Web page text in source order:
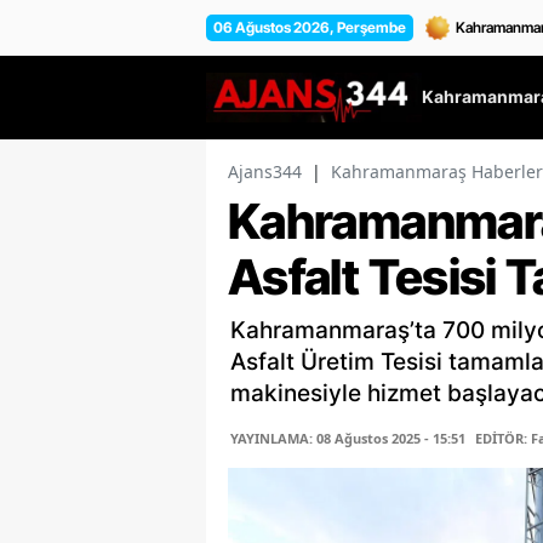
06 Ağustos 2026, Perşembe
Ajans344 | Kahramanmaraş
Asfalt Tesisi
Kahramanmaraş’ta 700
Asfalt Üretim Tesisi
makinesiyle hizmet
YAYINLAMA: 08 Ağustos 2025 - 15:51 EDİTÖR: